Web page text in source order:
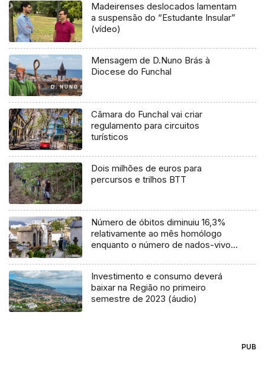
Madeirenses deslocados lamentam
a suspensão do “Estudante Insular”
(vídeo)
Mensagem de D.Nuno Brás à
Diocese do Funchal
Câmara do Funchal vai criar
regulamento para circuitos
turísticos
Dois milhões de euros para
percursos e trilhos BTT
Número de óbitos diminuiu 16,3%
relativamente ao mês homólogo
enquanto o número de nados-vivos
Investimento e consumo deverá
baixar na Região no primeiro
semestre de 2023 (áudio)
PUB